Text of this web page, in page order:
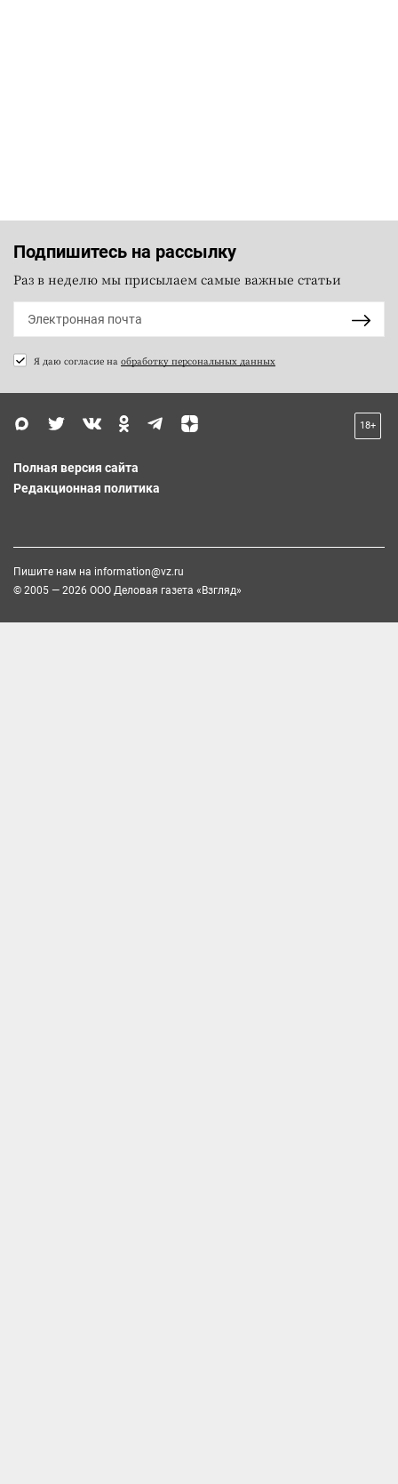
Подпишитесь на рассылку
Раз в неделю мы присылаем самые важные статьи
Я даю согласие на обработку персональных данных
18+
Полная версия сайта
Редакционная политика
Пишите нам на information@vz.ru
© 2005 — 2026 ООО Деловая газета «Взгляд»